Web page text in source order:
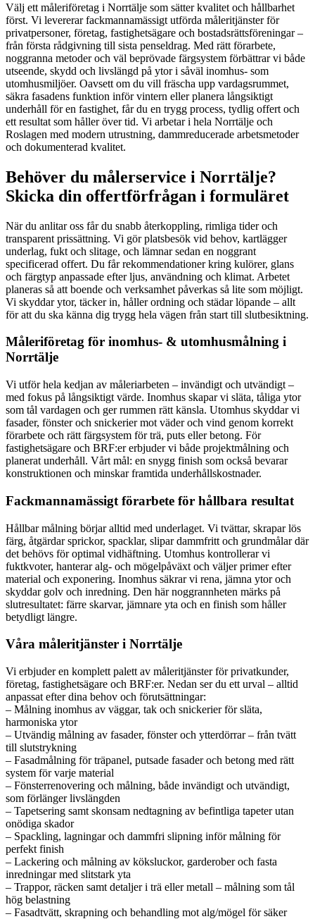
Välj ett måleriföretag i Norrtälje som sätter kvalitet och hållbarhet
först. Vi levererar fackmannamässigt utförda måleritjänster för
privatpersoner, företag, fastighetsägare och bostadsrättsföreningar –
från första rådgivning till sista penseldrag. Med rätt förarbete,
noggranna metoder och väl beprövade färgsystem förbättrar vi både
utseende, skydd och livslängd på ytor i såväl inomhus- som
utomhusmiljöer. Oavsett om du vill fräscha upp vardagsrummet,
säkra fasadens funktion inför vintern eller planera långsiktigt
underhåll för en fastighet, får du en trygg process, tydlig offert och
ett resultat som håller över tid. Vi arbetar i hela Norrtälje och
Roslagen med modern utrustning, dammreducerade arbetsmetoder
och dokumenterad kvalitet.
Behöver du målerservice i Norrtälje?
Skicka din offertförfrågan i formuläret
När du anlitar oss får du snabb återkoppling, rimliga tider och
transparent prissättning. Vi gör platsbesök vid behov, kartlägger
underlag, fukt och slitage, och lämnar sedan en noggrant
specificerad offert. Du får rekommendationer kring kulörer, glans
och färgtyp anpassade efter ljus, användning och klimat. Arbetet
planeras så att boende och verksamhet påverkas så lite som möjligt.
Vi skyddar ytor, täcker in, håller ordning och städar löpande – allt
för att du ska känna dig trygg hela vägen från start till slutbesiktning.
Måleriföretag för inomhus- & utomhusmålning i
Norrtälje
Vi utför hela kedjan av måleriarbeten – invändigt och utvändigt –
med fokus på långsiktigt värde. Inomhus skapar vi släta, tåliga ytor
som tål vardagen och ger rummen rätt känsla. Utomhus skyddar vi
fasader, fönster och snickerier mot väder och vind genom korrekt
förarbete och rätt färgsystem för trä, puts eller betong. För
fastighetsägare och BRF:er erbjuder vi både projektmålning och
planerat underhåll. Vårt mål: en snygg finish som också bevarar
konstruktionen och minskar framtida underhållskostnader.
Fackmannamässigt förarbete för hållbara resultat
Hållbar målning börjar alltid med underlaget. Vi tvättar, skrapar lös
färg, åtgärdar sprickor, spacklar, slipar dammfritt och grundmålar där
det behövs för optimal vidhäftning. Utomhus kontrollerar vi
fuktkvoter, hanterar alg- och mögelpåväxt och väljer primer efter
material och exponering. Inomhus säkrar vi rena, jämna ytor och
skyddar golv och inredning. Den här noggrannheten märks på
slutresultatet: färre skarvar, jämnare yta och en finish som håller
betydligt längre.
Våra måleritjänster i Norrtälje
Vi erbjuder en komplett palett av måleritjänster för privatkunder,
företag, fastighetsägare och BRF:er. Nedan ser du ett urval – alltid
anpassat efter dina behov och förutsättningar:
– Målning inomhus av väggar, tak och snickerier för släta,
harmoniska ytor
– Utvändig målning av fasader, fönster och ytterdörrar – från tvätt
till slutstrykning
– Fasadmålning för träpanel, putsade fasader och betong med rätt
system för varje material
– Fönsterrenovering och målning, både invändigt och utvändigt,
som förlänger livslängden
– Tapetsering samt skonsam nedtagning av befintliga tapeter utan
onödiga skador
– Spackling, lagningar och dammfri slipning inför målning för
perfekt finish
– Lackering och målning av köksluckor, garderober och fasta
inredningar med slitstark yta
– Trappor, räcken samt detaljer i trä eller metall – målning som tål
hög belastning
– Fasadtvätt, skrapning och behandling mot alg/mögel för säker